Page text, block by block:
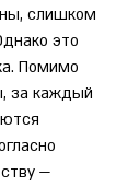
слишком
это
Помимо
за каждый
—